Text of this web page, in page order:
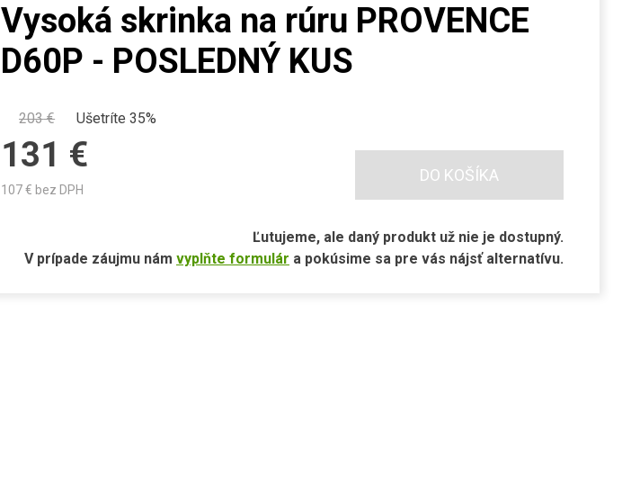
Vysoká skrinka na rúru PROVENCE
D60P - POSLEDNÝ KUS
203€ Ušetríte 35%
131 €
107€ bez DPH
DO KOŠÍKA
Ľutujeme, ale daný produkt už nie je dostupný.
V prípade záujmu nám vyplňte formulár a pokúsime sa pre vás nájsť alternatívu.